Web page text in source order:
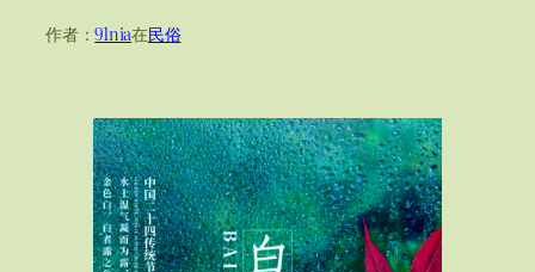
作者：91nia在民俗